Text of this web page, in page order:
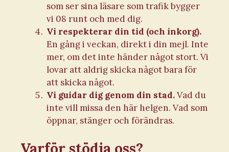
som ser sina läsare som trafik bygger
vi 08 runt och med dig.
Vi respekterar din tid (och inkorg).
En gång i veckan, direkt i din mejl. Inte
mer, om det inte händer något stort. Vi
lovar att aldrig skicka något bara för
att skicka något.
Vi guidar dig genom din stad.Vad du
inte vill missa den här helgen. Vad som
öppnar, stänger och förändras.